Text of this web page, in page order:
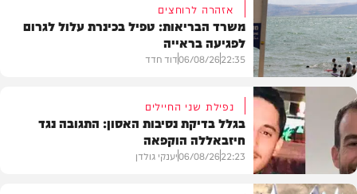
בארץ
אזהרה לרוחצים
משרד הבריאות: טפיל בכינרת עלול לגרום
לפגיעה בראייה
22:35
06/08/26דוד חדד
נפילת שני החיילים
בגלל בדיקת נסיבות האסון: התגובה נגד
חיזבאללה הוקפאה
22:23
06/08/26יענקי גולדן